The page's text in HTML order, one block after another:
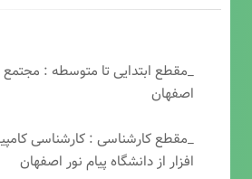
_مقطع ابتدایی تا متوسطه :
اصفهان
_مقطع کارشناسی : کارشناسی
افزار از دانشگاه پیام نور اصفهان